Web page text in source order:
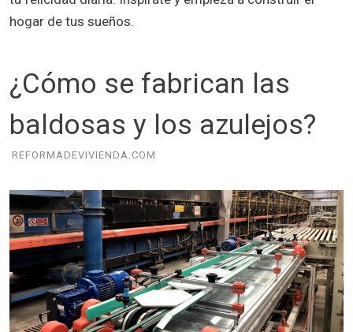
hogar de tus sueños.
¿Cómo se fabrican las
baldosas y los azulejos?
REFORMADEVIVIENDA.COM